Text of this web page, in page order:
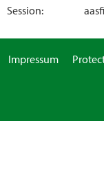
Session:
Impressum